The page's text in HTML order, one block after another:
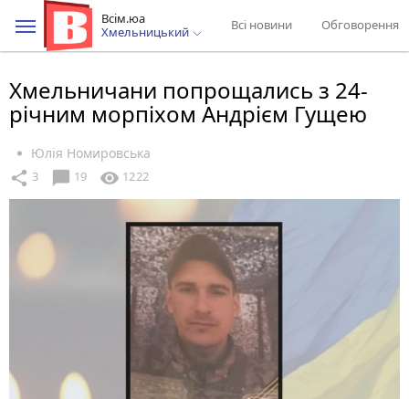
Всім.юа
Хмельницький
Всі новини Обговорення
Хмельничани попрощались з 24-
річним морпіхом Андрієм Гущею
Юлія Номировська
share 3 chat_bubble 19 visibility 1222